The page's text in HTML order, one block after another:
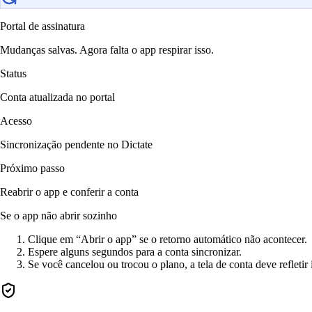
Portal de assinatura
Mudanças salvas. Agora falta o app respirar isso.
Status
Conta atualizada no portal
Acesso
Sincronização pendente no Dictate
Próximo passo
Reabrir o app e conferir a conta
Se o app não abrir sozinho
Clique em “Abrir o app” se o retorno automático não acontecer.
Espere alguns segundos para a conta sincronizar.
Se você cancelou ou trocou o plano, a tela de conta deve refletir